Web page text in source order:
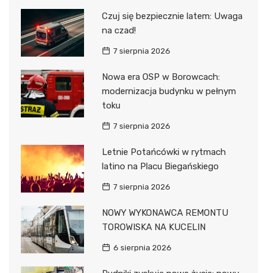
Czuj się bezpiecznie latem: Uwaga
na czad!
7 sierpnia 2026
Nowa era OSP w Borowcach:
modernizacja budynku w pełnym
toku
7 sierpnia 2026
Letnie Potańcówki w rytmach
latino na Placu Biegańskiego
7 sierpnia 2026
NOWY WYKONAWCA REMONTU
TOROWISKA NA KUCELIN
6 sierpnia 2026